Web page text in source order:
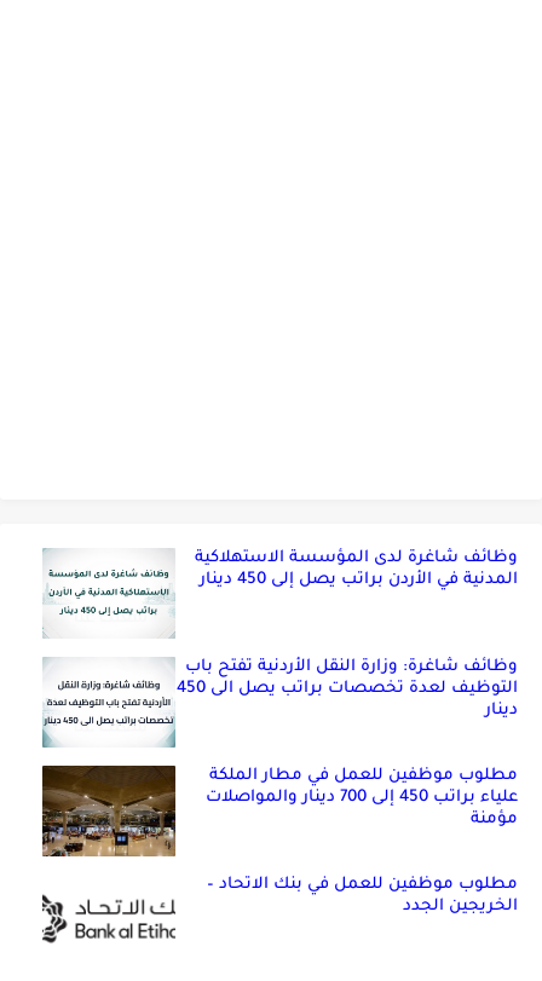
وظائف شاغرة لدى المؤسسة الاستهلاكية
المدنية في الأردن براتب يصل إلى 450 دينار
وظائف شاغرة: وزارة النقل الأردنية تفتح باب
التوظيف لعدة تخصصات براتب يصل الى 450
دينار
مطلوب موظفين للعمل في مطار الملكة
علياء براتب 450 إلى 700 دينار والمواصلات
مؤمنة
مطلوب موظفين للعمل في بنك الاتحاد –
الخريجين الجدد